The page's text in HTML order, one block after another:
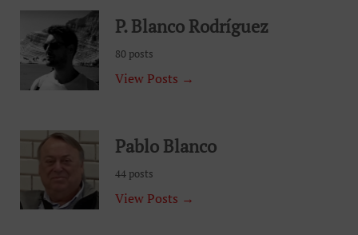
P. Blanco Rodríguez
80 posts
View Posts →
Pablo Blanco
44 posts
View Posts →